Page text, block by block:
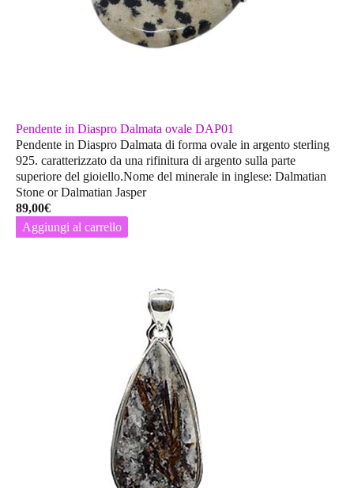
Pendente in Diaspro Dalmata ovale DAP01
Pendente in Diaspro Dalmata di forma ovale in argento sterling
925. caratterizzato da una rifinitura di argento sulla parte
superiore del gioiello.Nome del minerale in inglese: Dalmatian
Stone or Dalmatian Jasper
89,00€
Aggiungi al carrello